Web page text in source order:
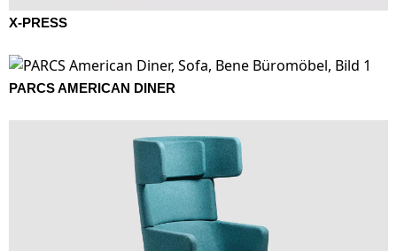
X-PRESS
PARCS AMERICAN DINER